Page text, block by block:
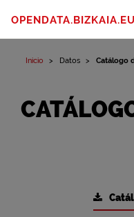
Inicio Datos Catálogo